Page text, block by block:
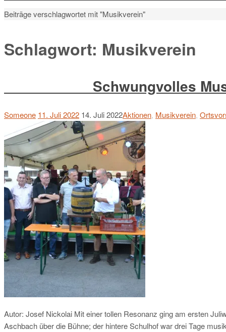
Start
Beiträge verschlagwortet mit "Musikverein"
Schlagwort: Musikverein
Schwungvolles
Someone 11. Juli 2022 14. Juli 2022Aktionen, Musikverein,
Autor: Josef Nickolai Mit einer tollen Resonanz ging am ersten
Aschbach über die Bühne; der hintere Schulhof war drei Tage